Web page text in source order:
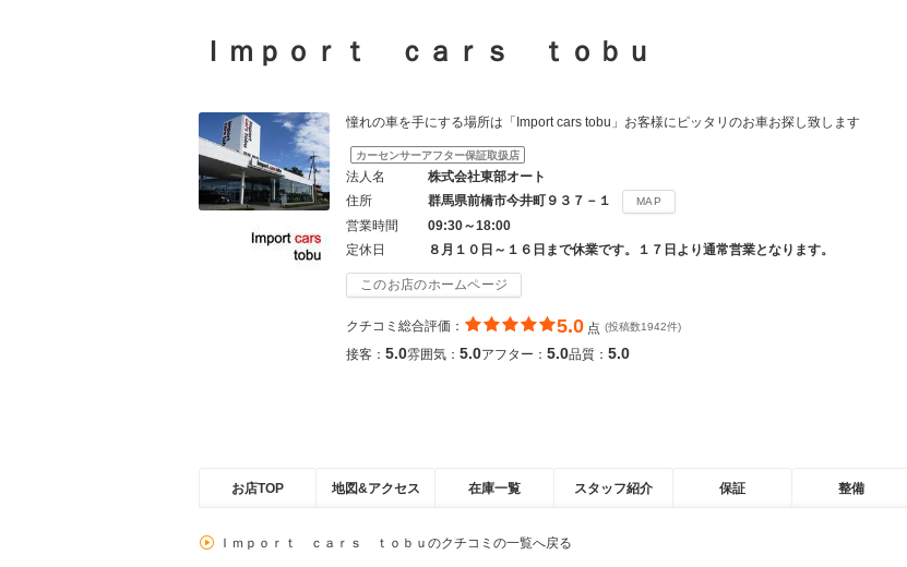
Ｉｍｐｏｒｔ ｃａｒｓ ｔｏｂｕ
憧れの車を手にする場所は「Import cars tobu」お客様にピッタリのお車お探し致します
カーセンサーアフター保証取扱店
法人名
株式会社東部オート
住所
群馬県前橋市今井町９３７－１ MAP
営業時間
09:30～18:00
定休日
８月１０日～１６日まで休業です。１７日より通常営業となります。
このお店のホームページ
クチコミ総合評価： 5.0 点 (投稿数1942件)
接客： 5.0雰囲気： 5.0アフター： 5.0品質： 5.0
お店TOP 地図&アクセス 在庫一覧 スタッフ紹介 保証 整備
Ｉｍｐｏｒｔ ｃａｒｓ ｔｏｂｕのクチコミの一覧へ戻る